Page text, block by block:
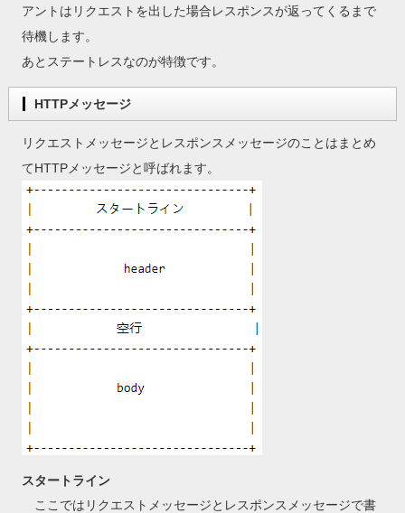
アントはリクエストを出した場合レスポンスが返ってくるまで
待機します。
あとステートレスなのが特徴です。
HTTPメッセージ
リクエストメッセージとレスポンスメッセージのことはまとめ
てHTTPメッセージと呼ばれます。
スタートライン
ここではリクエストメッセージとレスポンスメッセージで書